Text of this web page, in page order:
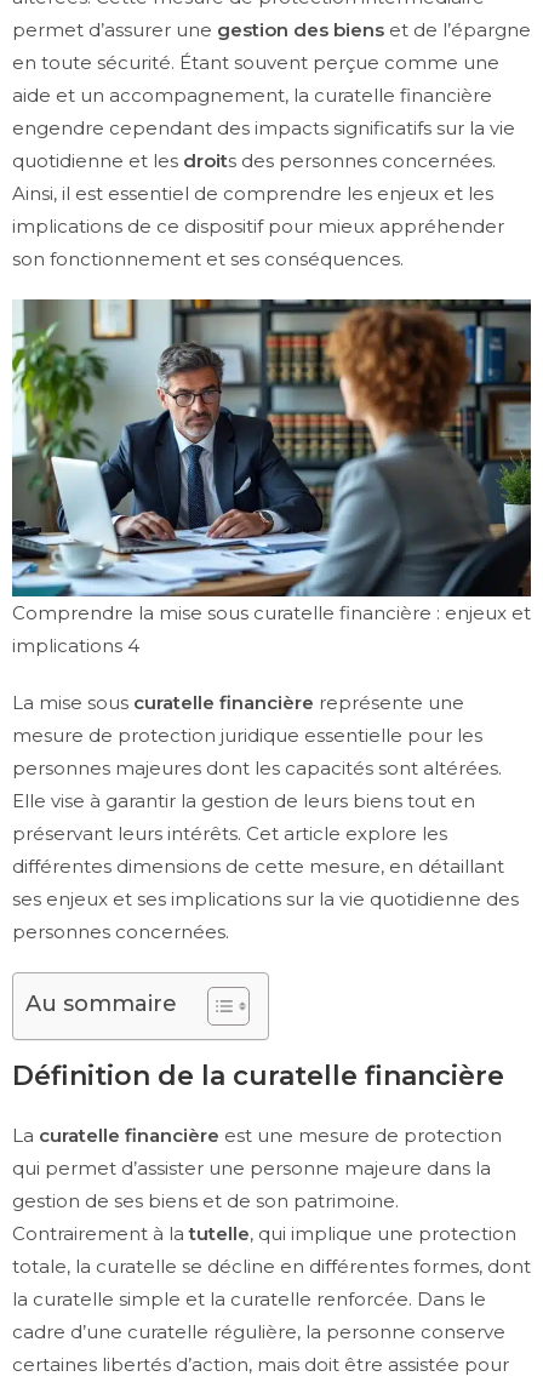
permet d’assurer une gestion des biens et de l’épargne
en toute sécurité. Étant souvent perçue comme une
aide et un accompagnement, la curatelle financière
engendre cependant des impacts significatifs sur la vie
quotidienne et les droits des personnes concernées.
Ainsi, il est essentiel de comprendre les enjeux et les
implications de ce dispositif pour mieux appréhender
son fonctionnement et ses conséquences.
Comprendre la mise sous curatelle financière : enjeux et
implications 4
La mise sous curatelle financière représente une
mesure de protection juridique essentielle pour les
personnes majeures dont les capacités sont altérées.
Elle vise à garantir la gestion de leurs biens tout en
préservant leurs intérêts. Cet article explore les
différentes dimensions de cette mesure, en détaillant
ses enjeux et ses implications sur la vie quotidienne des
personnes concernées.
Au sommaire
Définition de la curatelle financière
La curatelle financière est une mesure de protection
qui permet d’assister une personne majeure dans la
gestion de ses biens et de son patrimoine.
Contrairement à latutelle, qui implique une protection
totale, la curatelle se décline en différentes formes, dont
la curatelle simple et la curatelle renforcée. Dans le
cadre d’une curatelle régulière, la personne conserve
certaines libertés d’action, mais doit être assistée pour